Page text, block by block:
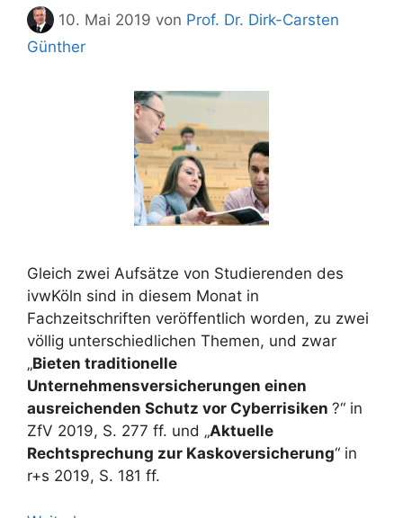
10. Mai 2019 von Prof. Dr. Dirk-Carsten
Günther
Gleich zwei Aufsätze von Studierenden des
ivwKöln sind in diesem Monat in
Fachzeitschriften veröffentlich worden, zu zwei
völlig unterschiedlichen Themen, und zwar
„Bieten traditionelle
Unternehmensversicherungen einen
ausreichenden Schutz vor Cyberrisiken ?“ in
ZfV 2019, S. 277 ff. und „Aktuelle
Rechtsprechung zur Kaskoversicherung“ in
r+s 2019, S. 181 ff.